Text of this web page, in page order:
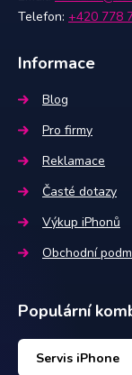
Telefon: +420 778
Informace
Blog
Pro firmy
Reklamace
Časté dotazy
Výkup iPhonů
Obchodní
Populární
Servis iPhone